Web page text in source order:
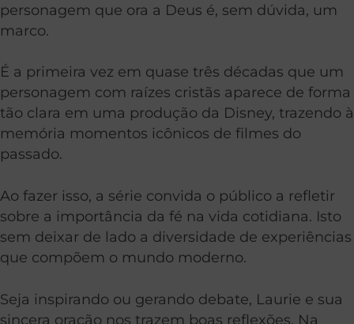
personagem que ora a Deus é, sem dúvida, um
marco.
É a primeira vez em quase três décadas que um
personagem com raízes cristãs aparece de forma
tão clara em uma produção da Disney, trazendo à
memória momentos icônicos de filmes do
passado.
Ao fazer isso, a série convida o público a refletir
sobre a importância da fé na vida cotidiana. Isto
sem deixar de lado a diversidade de experiências
que compõem o mundo moderno.
Seja inspirando ou gerando debate, Laurie e sua
sincera oração nos trazem boas reflexões. Na